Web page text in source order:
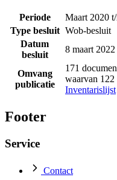
Periode
Maart 2020
Type besluit Wob-besluit
Datum
besluit
8 maart 2022
Omvang
publicatie
171
waarvan 122
Inventarislijst
Footer
Service
Contact